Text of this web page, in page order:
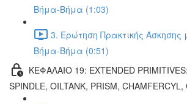
Βήμα-Βήμα (1:03)
3. Ερώτηση Πρακτικής Άσκησης
Βήμα-Βήμα (0:51)
ΚΕΦΑΛΑΙΟ 19: EXTENDED
SPINDLE, OILTANK, PRISM, CHAMFERCYL,